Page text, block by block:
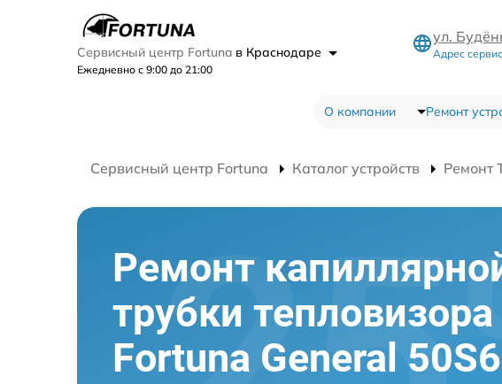
Сервисный центр Fortuna в Краснодаре
Ежедневно с 9:00 до 21:00
ул.
Адрес
О компании Ремонт
Сервисный центр Fortuna Каталог устройств Ремонт
Ремонт
трубки тепловизора
Fortuna General 50S6